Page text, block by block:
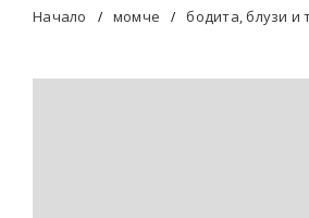
Начало / момче / бодита, блузи и